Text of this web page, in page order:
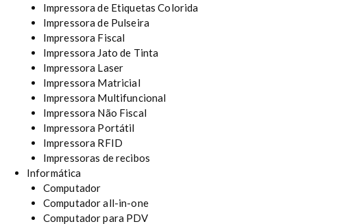
Impressora de Etiquetas Colorida
Impressora de Pulseira
Impressora Fiscal
Impressora Jato de Tinta
Impressora Laser
Impressora Matricial
Impressora Multifuncional
Impressora Não Fiscal
Impressora Portátil
Impressora RFID
Impressoras de recibos
Informática
Computador
Computador all-in-one
Computador para PDV